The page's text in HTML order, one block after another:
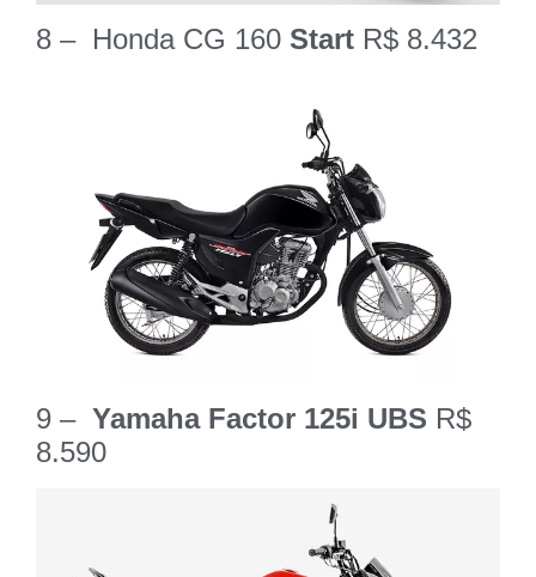
8 – Honda CG 160 Start R$ 8.432
9 – Yamaha Factor 125i UBS R$
8.590